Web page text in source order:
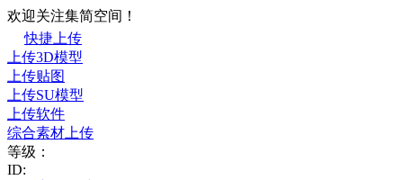
欢迎关注集简空间！
快捷上传
上传3D模型
上传贴图
上传SU模型
上传软件
综合素材上传
等级：
ID: